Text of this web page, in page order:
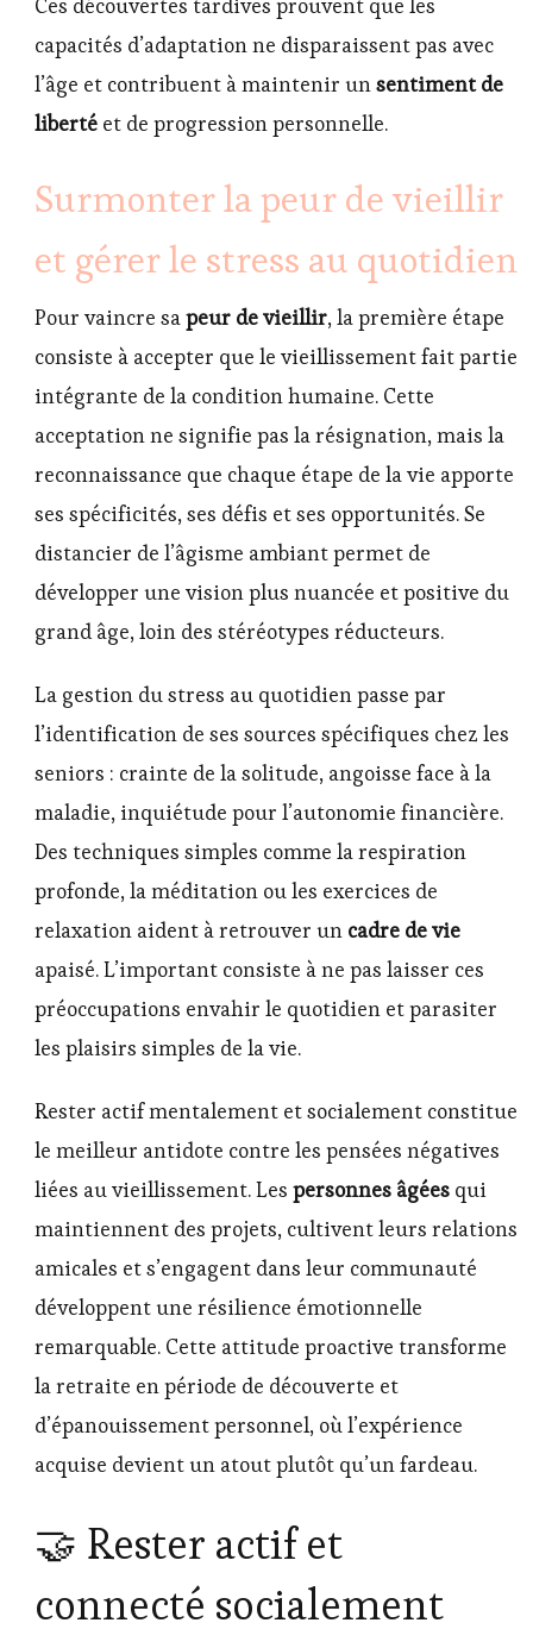
Ces découvertes tardives prouvent que les
capacités d’adaptation ne disparaissent pas avec
l’âge et contribuent à maintenir unsentiment de
liberté et de progression personnelle.
Surmonter la peur de vieillir
et gérer le stress au quotidien
Pour vaincre sapeur de vieillir, la première étape
consiste à accepter que le vieillissement fait partie
intégrante de la condition humaine. Cette
acceptation ne signifie pas la résignation, mais la
reconnaissance que chaque étape de la vie apporte
ses spécificités, ses défis et ses opportunités. Se
distancier de l’âgisme ambiant permet de
développer une vision plus nuancée et positive du
grand âge, loin des stéréotypes réducteurs.
La gestion du stress au quotidien passe par
l’identification de ses sources spécifiques chez les
seniors : crainte de la solitude, angoisse face à la
maladie, inquiétude pour l’autonomie financière.
Des techniques simples comme la respiration
profonde, la méditation ou les exercices de
relaxation aident à retrouver un cadre de vie
apaisé. L’important consiste à ne pas laisser ces
préoccupations envahir le quotidien et parasiter
les plaisirs simples de la vie.
Rester actif mentalement et socialement constitue
le meilleur antidote contre les pensées négatives
liées au vieillissement. Les personnes âgées qui
maintiennent des projets, cultivent leurs relations
amicales et s’engagent dans leur communauté
développent une résilience émotionnelle
remarquable. Cette attitude proactive transforme
la retraite en période de découverte et
d’épanouissement personnel, où l’expérience
acquise devient un atout plutôt qu’un fardeau.
🤝 Rester actif et
connecté socialement